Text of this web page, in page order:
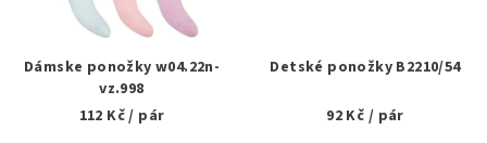
Dámske ponožky w04.22n-
vz.998
112 Kč/ pár
Detské ponožky B2210/54
92 Kč / pár